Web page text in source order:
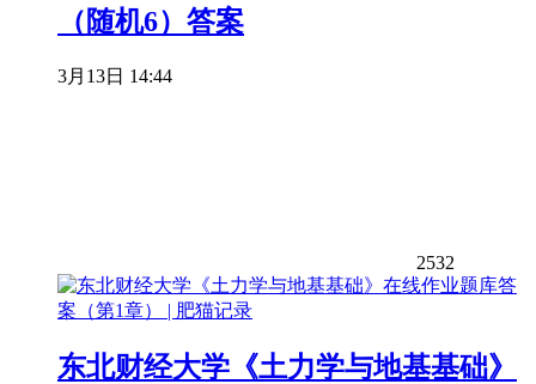
（随机6）答案
3月13日 14:44
2532
东北财经大学《土力学与地基基础》